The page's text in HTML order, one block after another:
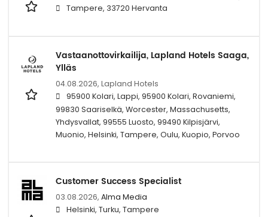
Tampere, 33720 Hervanta
Vastaanottovirkailija, Lapland Hotels Saaga,
Ylläs
04.08.2026, Lapland Hotels
95900 Kolari, Lappi, 95900 Kolari, Rovaniemi,
99830 Saariselkä, Worcester, Massachusetts,
Yhdysvallat, 99555 Luosto, 99490 Kilpisjärvi,
Muonio, Helsinki, Tampere, Oulu, Kuopio, Porvoo
Customer Success Specialist
03.08.2026, Alma Media
Helsinki, Turku, Tampere